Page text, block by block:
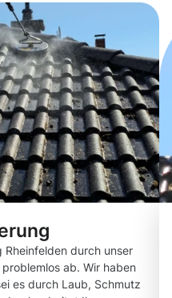
Rheinfelden durch unser
ab. Wir haben
es durch Laub, Schmutz